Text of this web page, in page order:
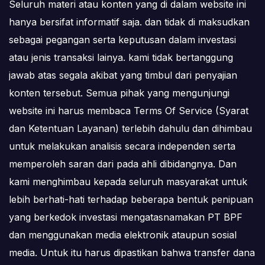
Seluruh materi atau konten yang di dalam website ini
hanya bersifat informatif saja. dan tidak di maksudkan
sebagai pegangan serta keputusan dalam investasi
atau jenis transaksi lainya. kami tidak bertanggung
jawab atas segala akibat yang timbul dari penyajian
konten tersebut. Semua pihak yang mengunjungi
website ini harus membaca Terms Of Service (Syarat
dan Ketentuan Layanan) terlebih dahulu dan dihimbau
untuk melakukan analisis secara independen serta
memperoleh saran dari pada ahli dibidangnya. Dan
kami menghimbau kepada seluruh masyarakat untuk
lebih berhati-hati terhadap beberapa bentuk penipuan
yang berkedok investasi mengatasnamakan PT BPF
dan menggunakan media elektronik ataupun sosial
media. Untuk itu harus dipastikan bahwa transfer dana